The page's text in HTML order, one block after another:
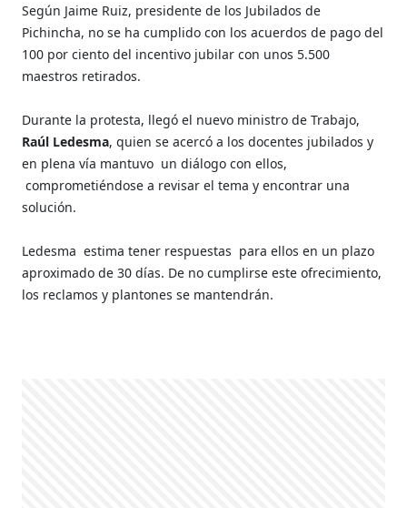
Según Jaime Ruiz, presidente de los Jubilados de
Pichincha, no se ha cumplido con los acuerdos de pago del
100 por ciento del incentivo jubilar con unos 5.500
maestros retirados.
Durante la protesta, llegó el nuevo ministro de Trabajo,
Raúl Ledesma, quien se acercó a los docentes jubilados y
en plena vía mantuvo un diálogo con ellos,
comprometiéndose a revisar el tema y encontrar una
solución.
Ledesma estima tener respuestas para ellos en un plazo
aproximado de 30 días. De no cumplirse este ofrecimiento,
los reclamos y plantones se mantendrán.